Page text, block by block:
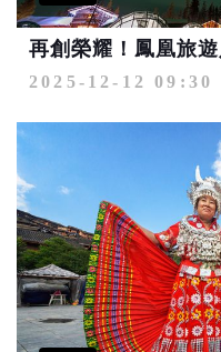
2025-12-12 09:30